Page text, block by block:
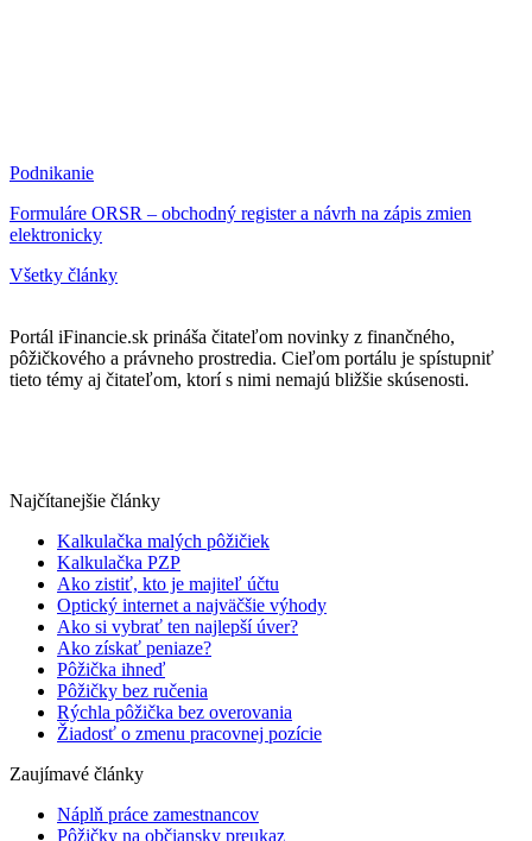
Podnikanie
Formuláre ORSR – obchodný register a návrh na zápis zmien
elektronicky
Všetky články
Portál iFinancie.sk prináša čitateľom novinky z finančného,
pôžičkového a právneho prostredia. Cieľom portálu je spístupniť
tieto témy aj čitateľom, ktorí s nimi nemajú bližšie skúsenosti.
Najčítanejšie články
Kalkulačka malých pôžičiek
Kalkulačka PZP
Ako zistiť, kto je majiteľ účtu
Optický internet a najväčšie výhody
Ako si vybrať ten najlepší úver?
Ako získať peniaze?
Pôžička ihneď
Pôžičky bez ručenia
Rýchla pôžička bez overovania
Žiadosť o zmenu pracovnej pozície
Zaujímavé články
Náplň práce zamestnancov
Pôžičky na občiansky preukaz